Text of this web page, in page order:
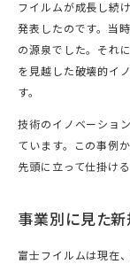
フイルムが成長し続
発表したのです。当
の源泉でした。それ
を見越した破壊的イ
す。
技術のイノベーショ
ています。この事例
先頭に立って仕掛け
事業別に見た新
富士フイルムは現在